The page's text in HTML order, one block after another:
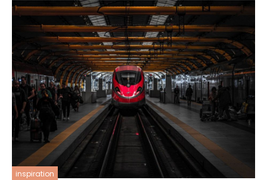
inspiration